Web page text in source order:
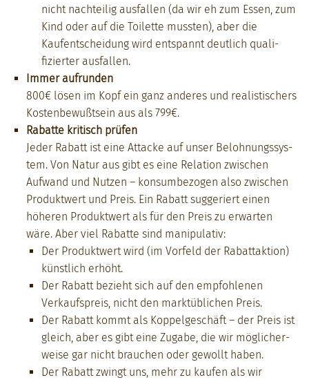
nicht nachteilig aus­fall­en (da wir eh zum Essen, zum
Kind oder auf die Toi­lette mussten), aber die
Kaufentschei­dung wird entspan­nt deut­lich qual­i­
fiziert­er aus­fall­en.
Immer aufrun­den
800€ lösen im Kopf ein ganz anderes und real­is­tis­ch­ers
Kosten­be­wußt­sein aus als 799€.
Rabat­te kri­tisch prüfen
Jed­er Rabatt ist eine Attacke auf unser Beloh­nungssys­
tem. Von Natur aus gibt es eine Rela­tion zwis­chen
Aufwand und Nutzen – kon­sum­be­zo­gen also zwis­chen
Pro­duk­twert und Preis. Ein Rabatt sug­geriert einen
höheren Pro­duk­twert als für den Preis zu erwarten
wäre. Aber viel Rabat­te sind manip­u­la­tiv:
Der Pro­duk­twert wird (im Vor­feld der Rabat­tak­tion)
kün­stlich erhöht.
Der Rabatt bezieht sich auf den emp­fohle­nen
Verkauf­spreis, nicht den mark­tüblichen Preis.
Der Rabatt kommt als Kop­pelgeschäft – der Preis ist
gle­ich, aber es gibt eine Zugabe, die wir möglicher­
weise gar nicht brauchen oder gewollt haben.
Der Rabatt zwingt uns, mehr zu kaufen als wir